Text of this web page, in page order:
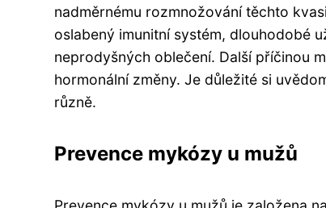
nadměrnému rozmnožování těchto
oslabený imunitní systém, dlouhodobé
neprodyšných oblečení. Další příčinou
hormonální změny. Je důležité si
různě.
Prevence mykózy u mužů